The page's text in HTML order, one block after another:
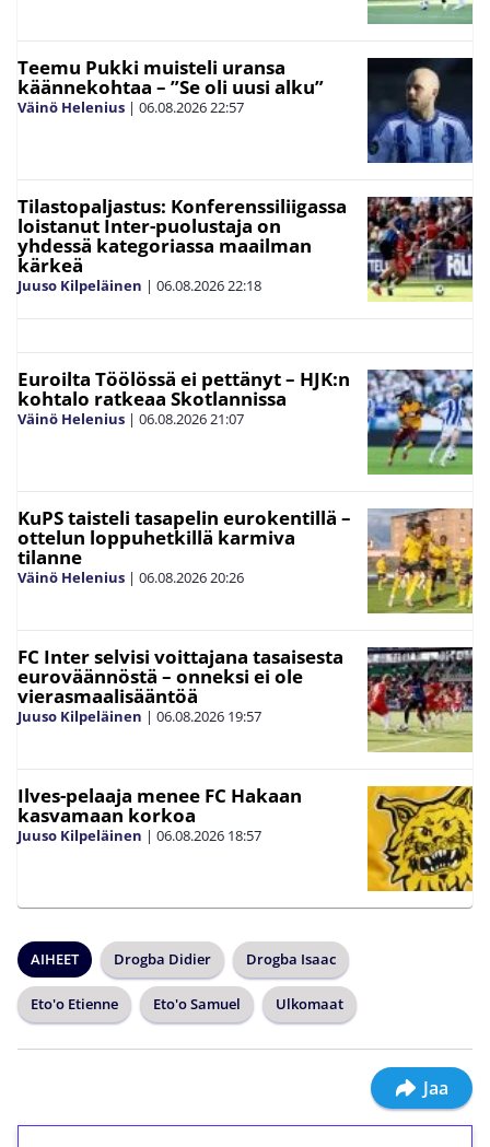
Teemu Pukki muisteli uransa
käännekohtaa – ”Se oli uusi alku”
Väinö Helenius | 06.08.202622:57
Tilastopaljastus: Konferenssiliigassa
loistanut Inter-puolustaja on
yhdessä kategoriassa maailman
kärkeä
Juuso Kilpeläinen | 06.08.202622:18
Euroilta Töölössä ei pettänyt – HJK:n
kohtalo ratkeaa Skotlannissa
Väinö Helenius | 06.08.202621:07
KuPS taisteli tasapelin eurokentillä –
ottelun loppuhetkillä karmiva
tilanne
Väinö Helenius | 06.08.202620:26
FC Inter selvisi voittajana tasaisesta
euroväännöstä – onneksi ei ole
vierasmaalisääntöä
Juuso Kilpeläinen | 06.08.2026 19:57
Ilves-pelaaja menee FC Hakaan
kasvamaan korkoa
Juuso Kilpeläinen | 06.08.2026 18:57
AIHEET Drogba Didier Drogba Isaac
Eto'o Etienne Eto'o Samuel Ulkomaat
Jaa